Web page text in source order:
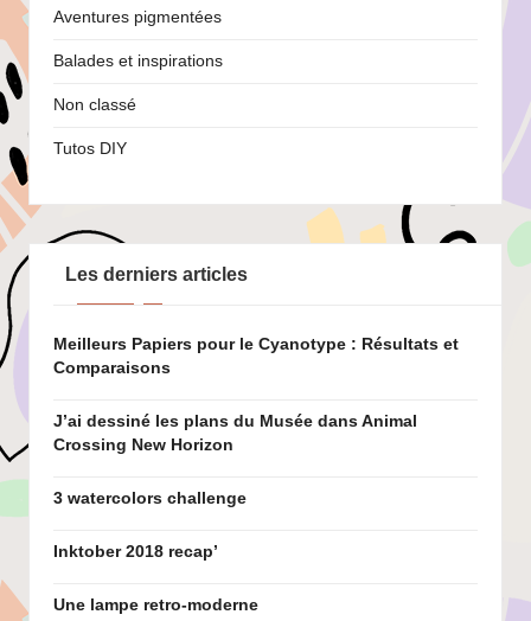
Aventures pigmentées
Balades et inspirations
Non classé
Tutos DIY
Les derniers articles
Meilleurs Papiers pour le Cyanotype : Résultats et
Comparaisons
J’ai dessiné les plans du Musée dans Animal
Crossing New Horizon
3 watercolors challenge
Inktober 2018 recap’
Une lampe retro-moderne